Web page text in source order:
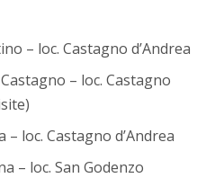
– loc. Castagno d’Andrea
– loc. Castagno
loc. Castagno d’Andrea
– loc. San Godenzo